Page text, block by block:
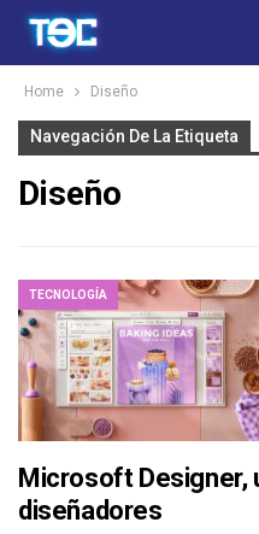
Home Diseño
Navegación De La Etiqueta
Diseño
TECNOLOGÍA
Microsoft Designer,
diseñadores